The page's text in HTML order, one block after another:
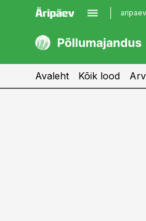
kaubandus.ee
kinnisvarauudised.ee
Avaleht Kõik lood